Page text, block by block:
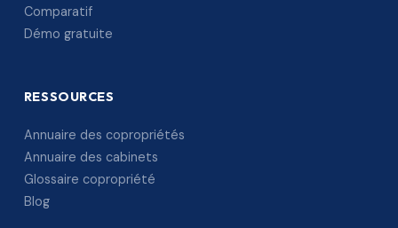
Comparatif
Démo gratuite
RESSOURCES
Annuaire des copropriétés
Annuaire des cabinets
Glossaire copropriété
Blog